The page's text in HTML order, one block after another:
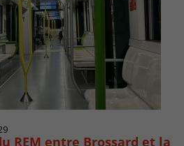
REM entre Brossard et la